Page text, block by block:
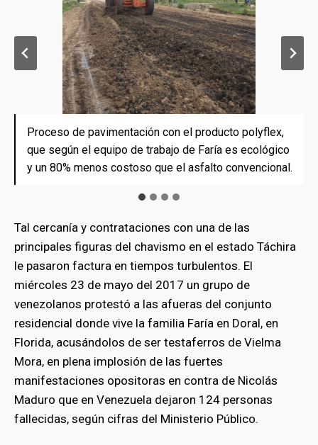
Proceso de pavimentación con el producto polyflex,
que según el equipo de trabajo de Faría es ecológico
y un 80% menos costoso que el asfalto convencional.
Proceso de pavimentación con el producto polyflex,
que según el equipo de trabajo de Faría es ecológico
y un 80% menos costoso que el asfalto convencional.
Proceso de pavimentación con el producto polyflex,
que según el equipo de trabajo de Faría es ecológico
y un 80% menos costoso que el asfalto convencional.
Proceso de pavimentación con el producto polyflex,
que según el equipo de trabajo de Faría es ecológico
y un 80% menos costoso que el asfalto convencional.
Tal cercanía y contrataciones con una de las
principales figuras del chavismo en el estado Táchira
le pasaron factura en tiempos turbulentos. El
miércoles 23 de mayo del 2017 un grupo de
venezolanos protestó a las afueras del conjunto
residencial donde vive la familia Faría en Doral, en
Florida, acusándolos de ser testaferros de Vielma
Mora, en plena implosión de las fuertes
manifestaciones opositoras en contra de Nicolás
Maduro que en Venezuela dejaron 124 personas
fallecidas, según cifras del Ministerio Público.